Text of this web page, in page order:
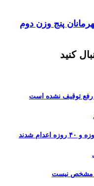
پنج وزن دوم
کنید
رفع توقیف نشده است